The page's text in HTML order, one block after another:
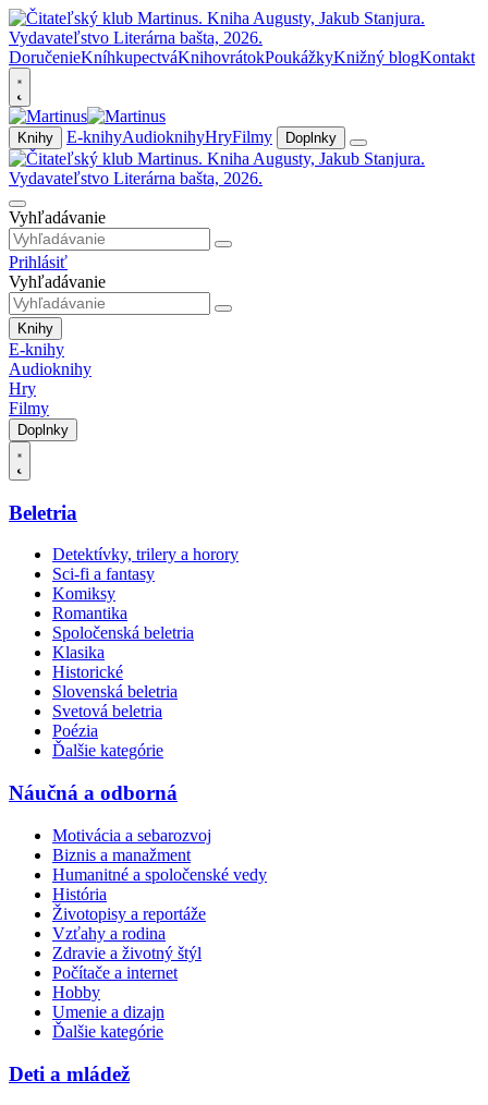
DoručenieKníhkupectváKnihovrátokPoukážkyKnižný blogKontakt
Knihy E-knihyAudioknihyHryFilmy Doplnky
Vyhľadávanie
Prihlásiť
Vyhľadávanie
Knihy
E-knihy
Audioknihy
Hry
Filmy
Doplnky
Beletria
Detektívky, trilery a horory
Sci-fi a fantasy
Komiksy
Romantika
Spoločenská beletria
Klasika
Historické
Slovenská beletria
Svetová beletria
Poézia
Ďalšie kategórie
Náučná a odborná
Motivácia a sebarozvoj
Biznis a manažment
Humanitné a spoločenské vedy
História
Životopisy a reportáže
Vzťahy a rodina
Zdravie a životný štýl
Počítače a internet
Hobby
Umenie a dizajn
Ďalšie kategórie
Deti a mládež